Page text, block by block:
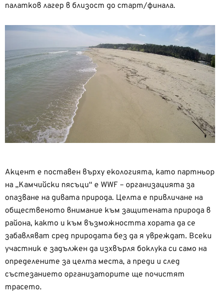
палатков лагер в близост до старт/финала.
Акцент е поставен върху екологията, като партньор
на „Камчийски пясъци“ е WWF – организацията за
опазване на дивата природа. Целта е привличане на
общественото внимание към защитената природа в
района, както и към възможността хората да се
забавляват сред природата без да я увреждат. Всеки
участник е задължен да изхвърля боклука си само на
определените за целта места, а преди и след
състезанието организаторите ще почистят
трасето.